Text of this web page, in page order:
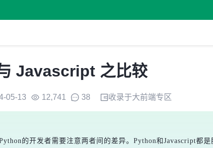
Javascript 之比较
05-13 12,741 38 收录于大前端专区
的开发者需要注意两者间的差异。Python和Javascript都